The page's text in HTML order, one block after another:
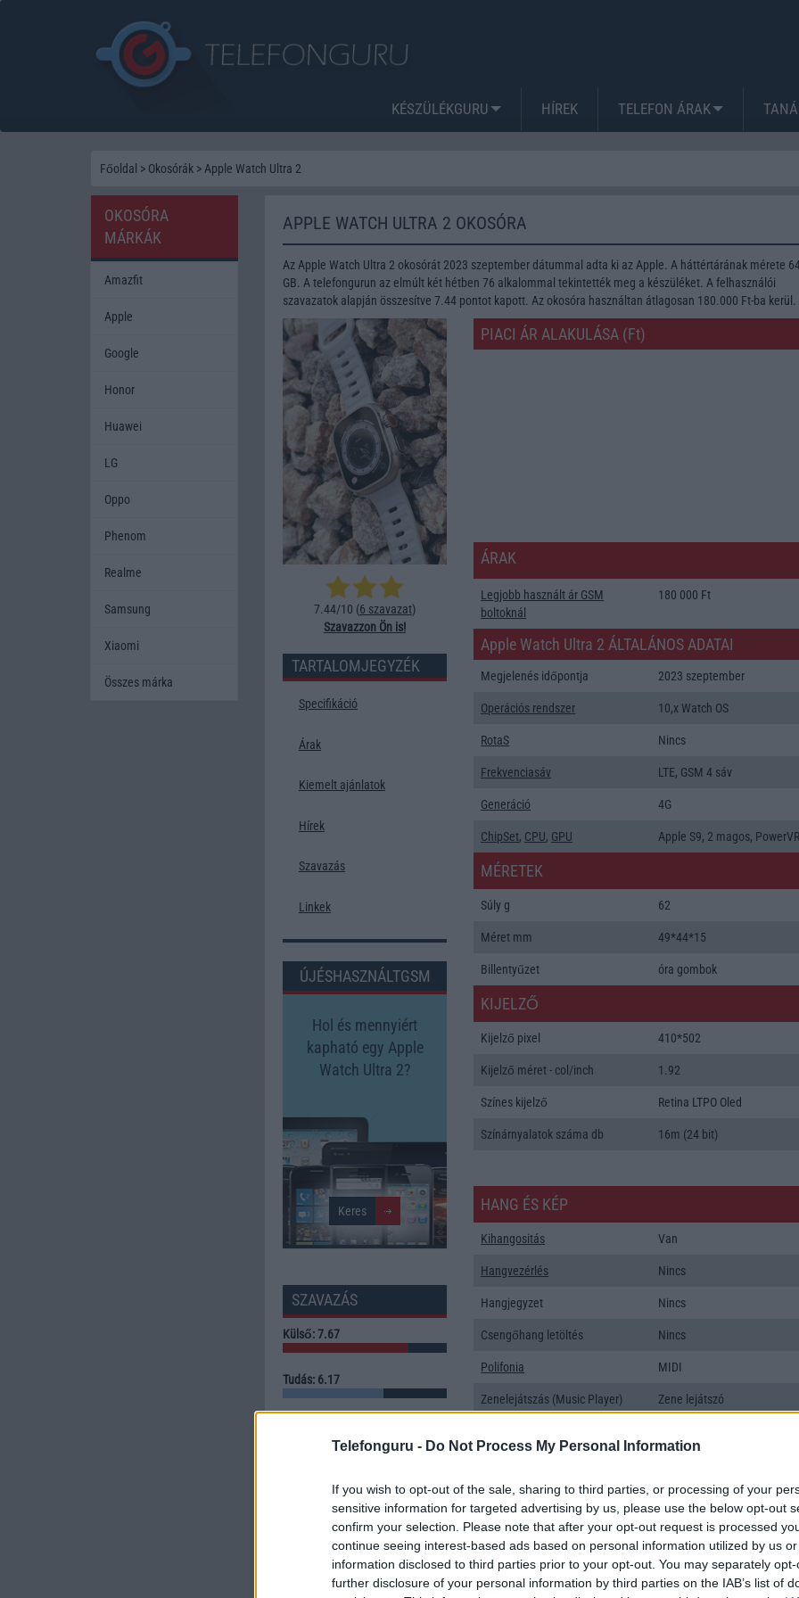
Telefonguru - Do Not Process My Personal Information
If you wish to opt-out of the sale, sharing to third parties, or processing of your
sensitive information for targeted advertising by us, please use the below opt-out
confirm your selection. Please note that after your opt-out request is processed
continue seeing interest-based ads based on personal information utilized by us
information disclosed to third parties prior to your opt-out. You may separately
further disclosure of your personal information by third parties on the IAB’s list of
KÉSZÜLÉKGURU HÍREK TELEFON ÁRAK
Főoldal > Okosórák > Apple Watch Ultra 2
APPLE WATCH ULTRA 2 OKOSÓRA
Az Apple Watch Ultra 2 okosórát 2023 szeptember dátummal adta ki az Apple. A háttértárának mérete
GB. A telefongurun az elmúlt két hétben 76 alkalommal tekintették meg a készüléket. A felhasználói
szavazatok alapján összesítve 7.44 pontot kapott. Az okosóra használtan átlagosan 180.000 Ft-ba kerül.
7.44/10 (6 szavazat)
Szavazzon Ön is!
TARTALOMJEGYZÉK
Specifikáció
Árak
Kiemelt ajánlatok
Hírek
Szavazás
Linkek
ÚJÉSHASZNÁLTGSM
Hol és mennyiért
kapható egy Apple
Watch Ultra 2?
SZAVAZÁS
Külső: 7.67
Tudás: 6.17
Szavazzon Ön is!
PIACI ÁR ALAKULÁSA (Ft)
ÁRAK
Legjobb használt ár GSM
boltoknál
180 000 Ft
Apple Watch Ultra 2 ÁLTALÁNOS ADATAI
Megjelenés időpontja 2023 szeptember
Operációs rendszer 10,x Watch OS
RotaS Nincs
Frekvenciasáv LTE, GSM 4 sáv
Generáció 4G
ChipSet, CPU, GPU Apple S9, 2 magos,
MÉRETEK
Súly g 62
Méret mm 49*44*15
Billentyűzet óra gombok
KIJELZŐ
Kijelző pixel 410*502
Kijelző méret - col/inch 1.92
Színes kijelző Retina LTPO Oled
Színárnyalatok száma db 16m (24 bit)
HANG ÉS KÉP
Kihangositás Van
Hangvezérlés Nincs
Hangjegyzet Nincs
Csengőhang letöltés Nincs
Polifonia MIDI
Zenelejátszás (Music Player) Zene lejátszó
Max. kamera felbontás (több
kamera esetén)
Nincs
Video lejátszás Nincs
MEMÓRIA ÉS TÁRHELY
OKOSÓRA
MÁRKÁK
Amazfit
Apple
Google
Honor
Huawei
LG
Oppo
Phenom
Realme
Samsung
Xiaomi
Összes márka